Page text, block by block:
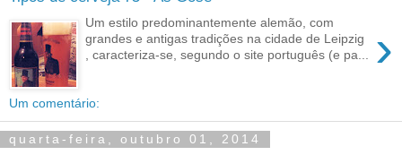
›
Um estilo predominantemente alemão, com
grandes e antigas tradições na cidade de Leipzig
, caracteriza-se, segundo o site português (e pa...
Um comentário:
quarta-feira, outubro 01, 2014